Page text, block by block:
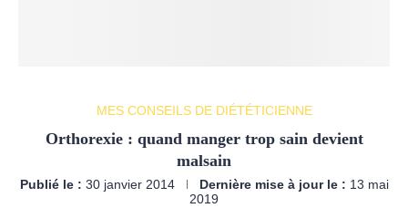
MES CONSEILS DE DIÉTÉTICIENNE
Orthorexie : quand manger trop sain devient
malsain
Publié le : 30 janvier 2014 Dernière mise à jour le : 13 mai
2019